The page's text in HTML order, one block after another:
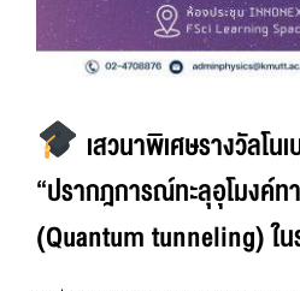
เสวนาพิเศษรางวัลโ
“ปรากฎการณ์ทะลุอุโมงค์
(Quantum tunneling) ใ